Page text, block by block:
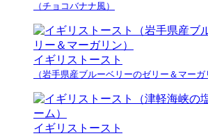
（チョコバナナ風）
イギリストースト
（岩手県産ブルーベリーのゼリー＆マーガ
イギリストースト